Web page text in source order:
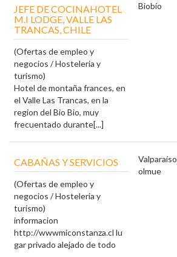
JEFE DE COCINAHOTEL
M.I LODGE, VALLE LAS
TRANCAS, CHILE
(Ofertas de empleo y
negocios / Hosteleria y
turismo)
Hotel de montaña frances, en
el Valle Las Trancas, en la
region del Bio Bio, muy
frecuentado durante[...]
Biobío
CABAÑAS Y SERVICIOS
(Ofertas de empleo y
negocios / Hosteleria y
turismo)
informacion
http://wwwmiconstanza.cl lu
gar privado alejado de todo
Valparaíso
olmue